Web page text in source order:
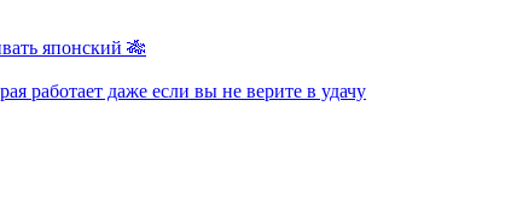
японский 🎋
работает даже если вы не верите в удачу